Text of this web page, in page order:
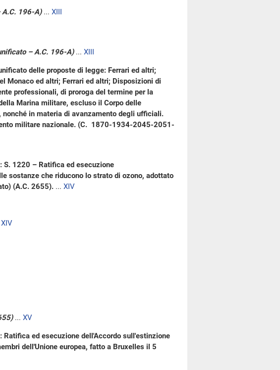
A.C. 196-A) ... XIII
– A.C. 196-A) ... XIII
delle proposte di legge: Ferrari ed altri;
Monaco ed altri; Ferrari ed altri; Disposizioni di
professionali, di proroga del termine per la
Marina militare, escluso il Corpo delle
in materia di avanzamento degli ufficiali.
militare nazionale. (C. 1870-1934-2045-2051-
S. 1220 – Ratifica ed esecuzione
sostanze che riducono lo strato di ozono, adottato
(A.C. 2655). ... XIV
XIV
... XV
ed esecuzione dell'Accordo sull'estinzione
dell'Unione europea, fatto a Bruxelles il 5